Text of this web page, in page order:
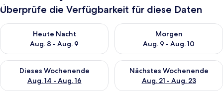
Überprüfe die Verfügbarkeit für diese Daten
Heute Nacht
Aug. 8 - Aug. 9
Überprüfe die Verfügbarkeit für heute Nacht, Aug. 8 - Aug. 9.
Morgen
Aug. 9 - Aug. 10
Überprüfe die Verfügbarkeit
Dieses Wochenende
Aug. 14 - Aug. 16
Überprüfe die Verfügbarkeit für dieses Wochenende, Aug. 14
Nächstes Wochenende
Aug. 21 - Aug. 23
Überprüfe die Verfügbarkeit